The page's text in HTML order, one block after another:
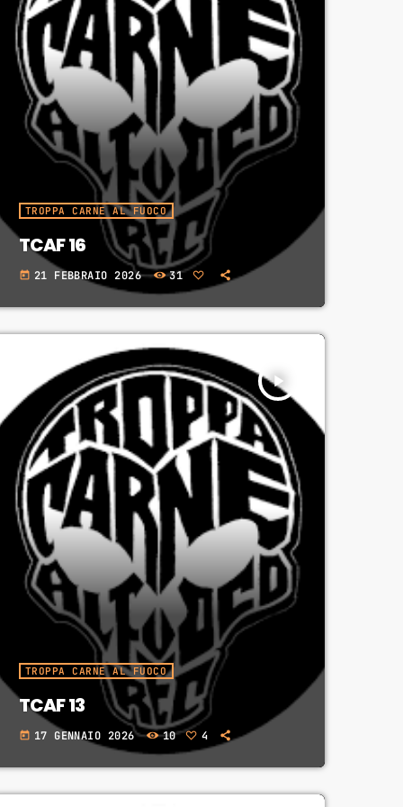
TROPPA CARNE AL FUOCO
TCAF 16
today 21 FEBBRAIO 2026 31
play_arrow
TROPPA CARNE AL FUOCO
TCAF 13
today 17 GENNAIO 2026 10 4